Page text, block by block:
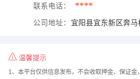
联系电话： ****
公司地址： 宜阳县宜东新区奔马
温馨提示
1、本平台仅供信息发布，不会收取押金、保证金